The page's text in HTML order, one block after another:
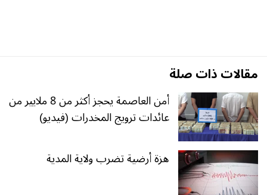
مقالات ذات صلة
أمن العاصمة يحجز أكثر من 8 ملايير من
عائدات ترويج المخدرات (فيديو)
هزة أرضية تضرب ولاية المدية